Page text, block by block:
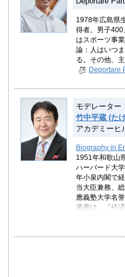
1978年広島県
得者。男子400
はスポーツ事
論：人はいつ
る。その他、
Deportare
モデレーター
竹中平蔵 (た
アカデミーヒ
Biography in
1951年和歌山
ハーバード大
年小泉内閣で
当大臣兼務、
應義塾大学名
著書は、『経
多数。